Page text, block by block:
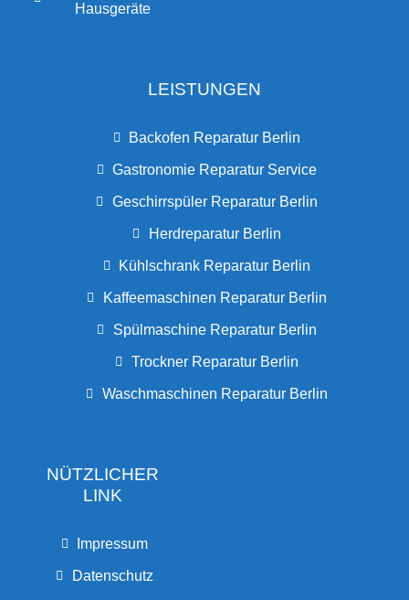
Hausgeräte
LEISTUNGEN
Backofen Reparatur Berlin
Gastronomie Reparatur Service
Geschirrspüler Reparatur Berlin
Herdreparatur Berlin
Kühlschrank Reparatur Berlin
Kaffeemaschinen Reparatur Berlin
Spülmaschine Reparatur Berlin
Trockner Reparatur Berlin
Waschmaschinen Reparatur Berlin
NÜTZLICHER
LINK
Impressum
Datenschutz